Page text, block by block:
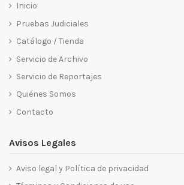
Inicio
Pruebas Judiciales
Catálogo / Tienda
Servicio de Archivo
Servicio de Reportajes
Quiénes Somos
Contacto
Avisos Legales
Aviso legal y Política de privacidad